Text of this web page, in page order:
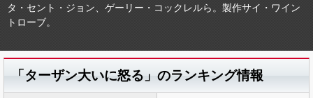
タ・セント・ジョン、ゲーリー・コックレルら。製作サイ・ワイン
トローブ。
「ターザン大いに怒る」のランキング情報